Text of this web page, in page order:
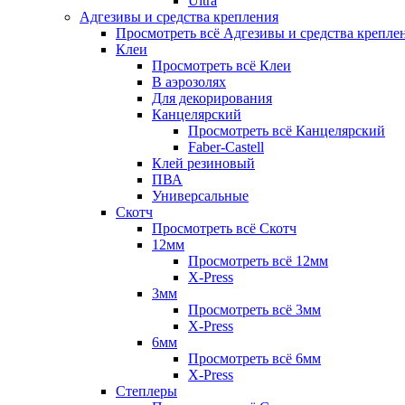
Адгезивы и средства крепления
Просмотреть всё Адгезивы и средства
Клеи
Просмотреть всё Клеи
В аэрозолях
Для декорирования
Канцелярский
Просмотреть всё Канцелярский
Faber-Castell
Клей резиновый
ПВА
Универсальные
Скотч
Просмотреть всё Скотч
12мм
Просмотреть всё 12мм
X-Press
3мм
Просмотреть всё 3мм
X-Press
6мм
Просмотреть всё 6мм
X-Press
Степлеры